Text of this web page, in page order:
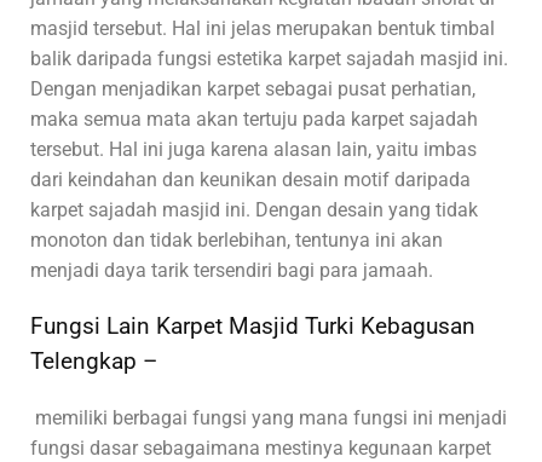
masjid tersebut. Hal ini jelas merupakan bentuk timbal
balik daripada fungsi estetika karpet sajadah masjid ini.
Dengan menjadikan karpet sebagai pusat perhatian,
maka semua mata akan tertuju pada karpet sajadah
tersebut. Hal ini juga karena alasan lain, yaitu imbas
dari keindahan dan keunikan desain motif daripada
karpet sajadah masjid ini. Dengan desain yang tidak
monoton dan tidak berlebihan, tentunya ini akan
menjadi daya tarik tersendiri bagi para jamaah.
Fungsi Lain Karpet Masjid Turki Kebagusan
Telengkap –
memiliki berbagai fungsi yang mana fungsi ini menjadi
fungsi dasar sebagaimana mestinya kegunaan karpet